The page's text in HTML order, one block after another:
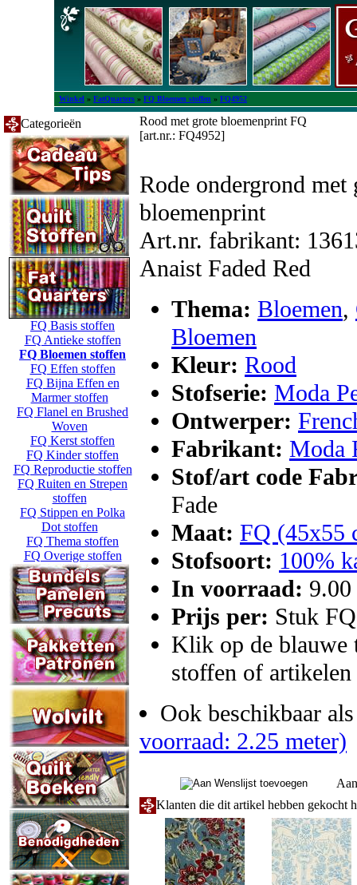
Winkel » FatQuarters » FQ Bloemen stoffen » FQ4952
Categorieën
FQ Basis stoffen
FQ Antieke stoffen
FQ Bloemen stoffen
FQ Effen stoffen
FQ Bijna Effen en
Marmer stoffen
FQ Flanel en Brushed
Woven
FQ Kerst stoffen
FQ Kinder stoffen
FQ Reproductie stoffen
FQ Ruiten en Strepen
stoffen
FQ Stippen en Polka
Dot stoffen
FQ Thema stoffen
FQ Overige stoffen
Rood met grote bloemenprint FQ
[art.nr.: FQ4952]
Rode ondergrond met
bloemenprint
Art.nr. fabrikant:
Anaist Faded Red
Thema: Bloemen,
Bloemen
Kleur: Rood
Stofserie: Moda
Ontwerper:
Fabrikant: Moda
Stof/art code
Fade
Maat: FQ (45x55
Stofsoort: 100%
In voorraad: 9.00
Prijs per: Stuk FQ
Klik op de blauwe
stoffen of
Ook beschikbaar
voorraad: 2.25 meter)
Klanten die dit artikel hebben gekocht